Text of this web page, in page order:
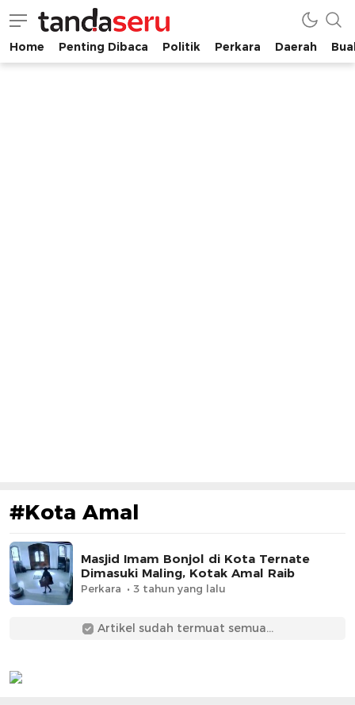
tandaseru.com | Penting Dibaca
tandaseru.com
Home Penting Dibaca Politik Perkara Daerah
#Kota Amal
Masjid Imam Bonjol di Kota Ternate
Dimasuki Maling, Kotak Amal Raib
Perkara 3 tahun yang lalu
Artikel sudah termuat semua...